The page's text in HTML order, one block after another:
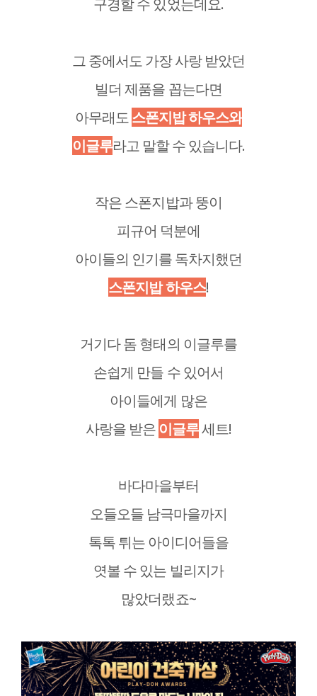
구경할 수 있었는데요.
그 중에서도 가장 사랑 받았던
빌더 제품을 꼽는다면
아무래도스폰지밥 하우스와
이글루라고 말할 수 있습니다.
작은 스폰지밥과 뚱이
피규어 덕분에
아이들의 인기를 독차지했던
스폰지밥 하우스!
거기다 돔 형태의 이글루를
손쉽게 만들 수 있어서
아이들에게 많은
사랑을 받은 이글루세트!
바다마을부터
오들오들 남극마을까지
톡톡 튀는 아이디어들을
엿볼 수 있는 빌리지가
많았더랬죠~